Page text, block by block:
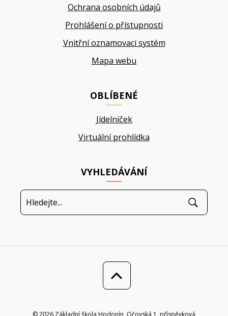
Ochrana osobních údajů
Prohlášení o přístupnosti
Vnitřní oznamovací systém
Mapa webu
OBLÍBENÉ
Jídelníček
Virtuální prohlídka
VYHLEDÁVÁNÍ
© 2026 Základní škola Hodonín, Očovská 1, příspěvková